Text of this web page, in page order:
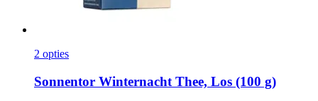
2 opties
Sonnentor Winternacht Thee, Los (100 g)